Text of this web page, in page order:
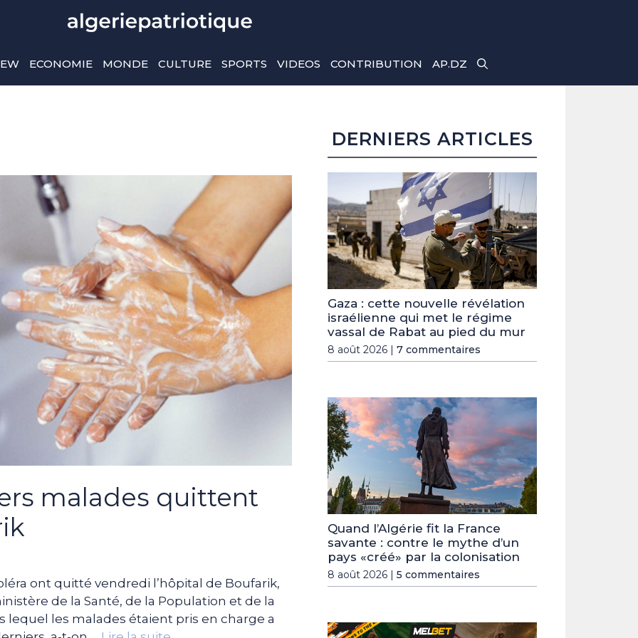
ECONOMIE MONDE CULTURE SPORTS VIDEOS CONTRIBUTION AP.DZ
malades quittent
ont quitté vendredi l’hôpital de Boufarik,
de la Santé, de la Population et de la
lequel les malades étaient pris en charge a
DERNIERS ARTICLES
Gaza : cette nouvelle révélation
israélienne qui met le régime
vassal de Rabat au pied du mur
8 août 2026 | 7 commentaires
Quand l’Algérie fit la France
savante : contre le mythe d’un
pays «créé» par la colonisation
8 août 2026 | 5 commentaires